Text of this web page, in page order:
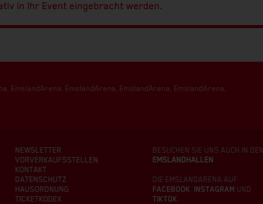
in Ihr Event eingebracht werden.
EmslandArena, EmslandArena, EmslandArena, EmslandArena,
NEWSLETTER
VORVERKAUFSSTELLEN
KONTAKT
DATENSCHUTZ
HAUSORDNUNG
TICKETKODEX
BESUCHEN SIE UNS AUCH IN DEN
EMSLANDHALLEN
DIE EMSLANDARENA AUF
FACEBOOK, INSTAGRAM UND
TIKTOK.